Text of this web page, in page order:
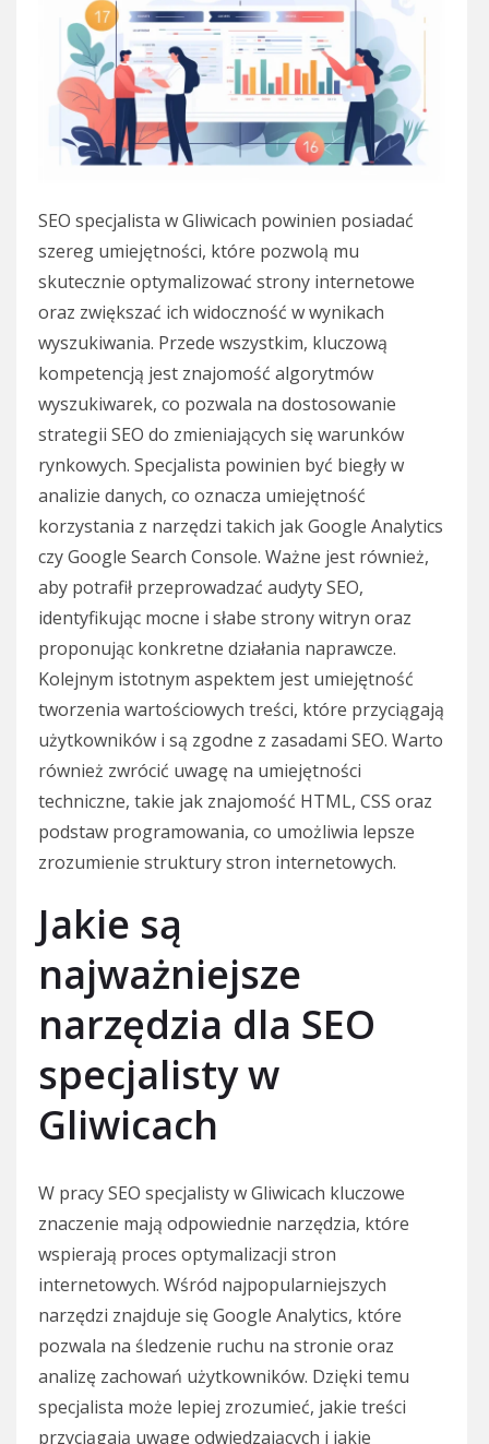
SEO specjalista w Gliwicach powinien posiadać
szereg umiejętności, które pozwolą mu
skutecznie optymalizować strony internetowe
oraz zwiększać ich widoczność w wynikach
wyszukiwania. Przede wszystkim, kluczową
kompetencją jest znajomość algorytmów
wyszukiwarek, co pozwala na dostosowanie
strategii SEO do zmieniających się warunków
rynkowych. Specjalista powinien być biegły w
analizie danych, co oznacza umiejętność
korzystania z narzędzi takich jak Google Analytics
czy Google Search Console. Ważne jest również,
aby potrafił przeprowadzać audyty SEO,
identyfikując mocne i słabe strony witryn oraz
proponując konkretne działania naprawcze.
Kolejnym istotnym aspektem jest umiejętność
tworzenia wartościowych treści, które przyciągają
użytkowników i są zgodne z zasadami SEO. Warto
również zwrócić uwagę na umiejętności
techniczne, takie jak znajomość HTML, CSS oraz
podstaw programowania, co umożliwia lepsze
zrozumienie struktury stron internetowych.
Jakie są
najważniejsze
narzędzia dla SEO
specjalisty w
Gliwicach
W pracy SEO specjalisty w Gliwicach kluczowe
znaczenie mają odpowiednie narzędzia, które
wspierają proces optymalizacji stron
internetowych. Wśród najpopularniejszych
narzędzi znajduje się Google Analytics, które
pozwala na śledzenie ruchu na stronie oraz
analizę zachowań użytkowników. Dzięki temu
specjalista może lepiej zrozumieć, jakie treści
przyciągają uwagę odwiedzających i jakie